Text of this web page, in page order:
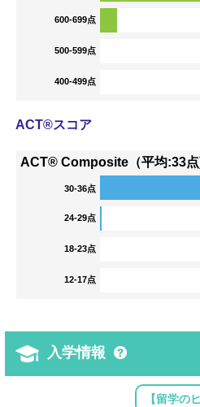
600-699点
500-599点
400-499点
ACT®スコア
ACT® Composite（平均:33
30-36点
24-29点
18-23点
12-17点
入学情報
【留学の